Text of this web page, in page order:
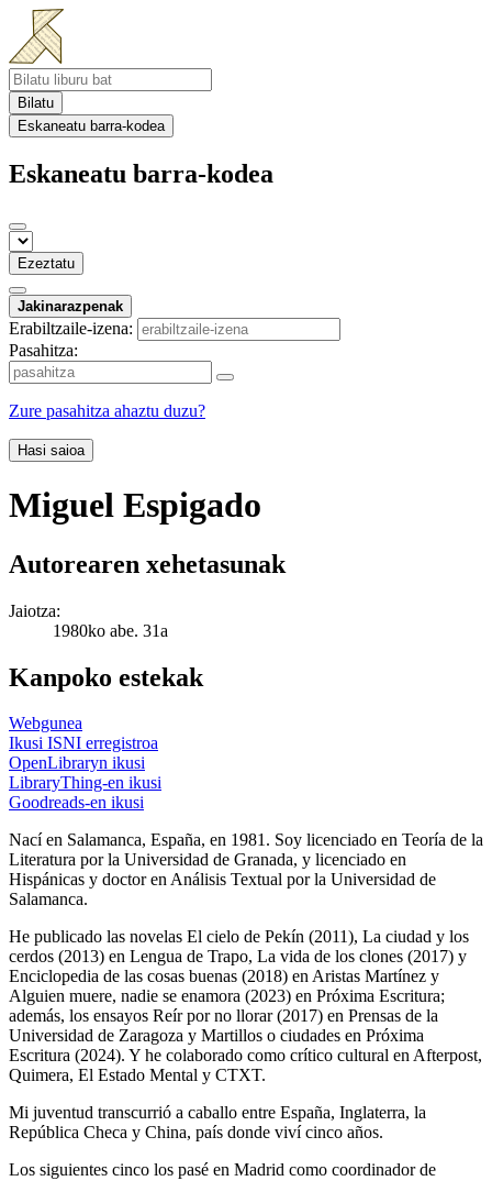
Bilatu
Eskaneatu barra-kodea
Eskaneatu barra-kodea
Ezeztatu
Jakinarazpenak
Erabiltzaile-izena:
Pasahitza:
Zure pasahitza ahaztu duzu?
Hasi saioa
Miguel Espigado
Autorearen xehetasunak
Jaiotza:
1980ko abe. 31a
Kanpoko estekak
Webgunea
Ikusi ISNI erregistroa
OpenLibraryn ikusi
LibraryThing-en ikusi
Goodreads-en ikusi
Nací en Salamanca, España, en 1981. Soy licenciado en Teoría de la
Literatura por la Universidad de Granada, y licenciado en
Hispánicas y doctor en Análisis Textual por la Universidad de
Salamanca.
He publicado las novelas El cielo de Pekín (2011), La ciudad y los
cerdos (2013) en Lengua de Trapo, La vida de los clones (2017) y
Enciclopedia de las cosas buenas (2018) en Aristas Martínez y
Alguien muere, nadie se enamora (2023) en Próxima Escritura;
además, los ensayos Reír por no llorar (2017) en Prensas de la
Universidad de Zaragoza y Martillos o ciudades en Próxima
Escritura (2024). Y he colaborado como crítico cultural en Afterpost,
Quimera, El Estado Mental y CTXT.
Mi juventud transcurrió a caballo entre España, Inglaterra, la
República Checa y China, país donde viví cinco años.
Los siguientes cinco los pasé en Madrid como coordinador de